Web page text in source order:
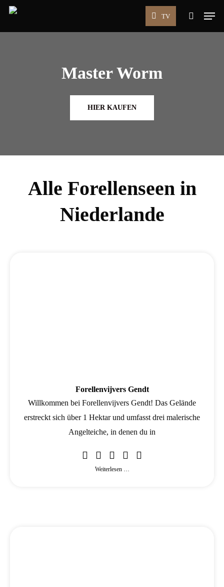
Skip
TV
search
Menu
Master Worm
HIER KAUFEN
Alle Forellenseen in
Niederlande
Forellenvijvers Gendt
Willkommen bei Forellenvijvers Gendt! Das Gelände
erstreckt sich über 1 Hektar und umfasst drei malerische
Angelteiche, in denen du in
Weiterlesen …